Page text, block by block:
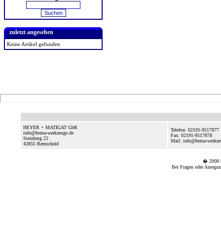
zuletzt angesehen
Keine Artikel gefunden
HEYER + MATIGAT GbR
info@hema-werkzeuge.de
Steinberg 22
42855 Remscheid
Telefon: 02191-9517877
Fax: 02191-9517878
Mail: info@hema-
� 2008
Bei Fragen oder